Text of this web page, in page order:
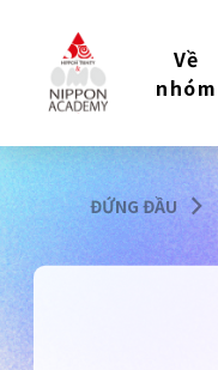
Về
nhóm
ĐỨNG ĐẦU